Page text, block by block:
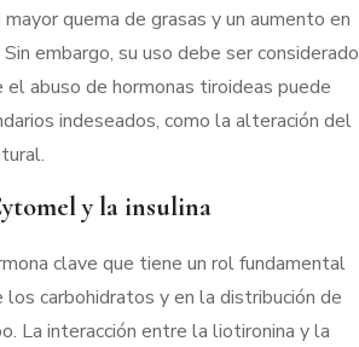
quema de grasas y un aumento en
embargo, su uso debe ser considerado
el abuso de hormonas tiroideas puede
indeseados, como la alteración del
y la insulina
clave que tiene un rol fundamental
carbohidratos y en la distribución de
La interacción entre la liotironina y la